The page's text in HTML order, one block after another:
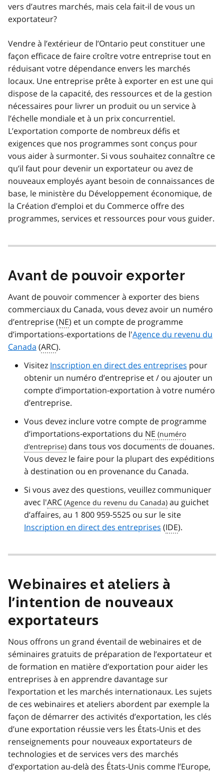
vers d’autres marchés, mais cela fait-il de vous un
exportateur?
Vendre à l’extérieur de l’Ontario peut constituer une
façon efficace de faire croître votre entreprise tout en
réduisant votre dépendance envers les marchés
locaux. Une entreprise prête à exporter en est une qui
dispose de la capacité, des ressources et de la gestion
nécessaires pour livrer un produit ou un service à
l’échelle mondiale et à un prix concurrentiel.
L’exportation comporte de nombreux défis et
exigences que nos programmes sont conçus pour
vous aider à surmonter. Si vous souhaitez connaître ce
qu’il faut pour devenir un exportateur ou avez de
nouveaux employés ayant besoin de connaissances de
base, le ministère du Développement économique, de
la Création d’emploi et du Commerce offre des
programmes, services et ressources pour vous guider.
Avant de pouvoir exporter
Avant de pouvoir commencer à exporter des biens
commerciaux du Canada, vous devez avoir un numéro
d’entreprise (NE) et un compte de programme
d’importations-exportations de l'Agence du revenu du
Canada (ARC).
Visitez Inscription en direct des entreprises pour
obtenir un numéro d’entreprise et / ou ajouter un
compte d’importation-exportation à votre numéro
d’entreprise.
Vous devez inclure votre compte de programme
d’importations-exportations du NE
dans tous vos documents de douanes.
Vous devez le faire pour la plupart des expéditions
à destination ou en provenance du Canada.
Si vous avez des questions, veuillez communiquer
avec l'ARC
au guichet
d’affaires, au 1 800 959-5525 ou sur le site
Inscription en direct des entreprises (IDE).
Webinaires et ateliers à
l’intention de nouveaux
exportateurs
Nous offrons un grand éventail de webinaires et de
séminaires gratuits de préparation de l’exportateur et
de formation en matière d’exportation pour aider les
entreprises à en apprendre davantage sur
l’exportation et les marchés internationaux. Les sujets
de ces webinaires et ateliers abordent par exemple la
façon de démarrer des activités d’exportation, les clés
d’une exportation réussie vers les États-Unis et des
renseignements pour nouveaux exportateurs de
technologies et de services vers des marchés
d’exportation au-delà des États-Unis comme l’Europe,